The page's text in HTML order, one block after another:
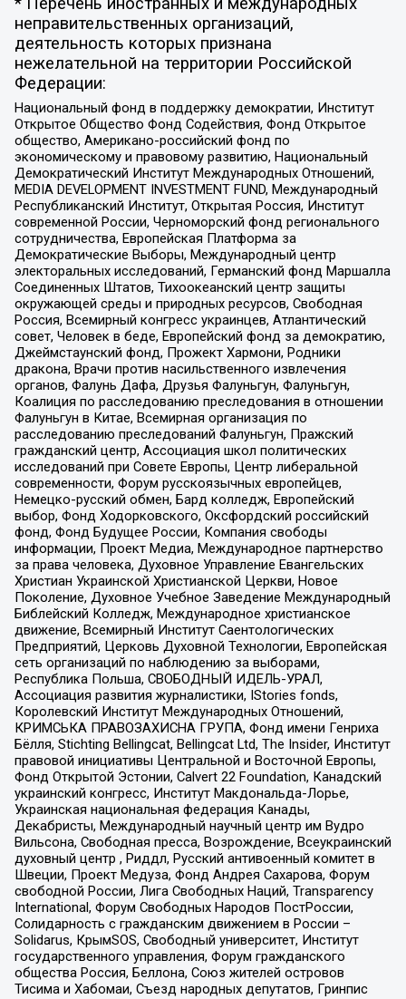
неправительственных организаций,
деятельность которых признана
нежелательной на территории Российской
Федерации:
Национальный фонд в поддержку демократии, Институт
Открытое Общество Фонд Содействия, Фонд Открытое
общество, Американо-российский фонд по
экономическому и правовому развитию, Национальный
Демократический Институт Международных Отношений,
MEDIA DEVELOPMENT INVESTMENT FUND, Международный
Республиканский Институт, Открытая Россия, Институт
современной России, Черноморский фонд регионального
сотрудничества, Европейская Платформа за
Демократические Выборы, Международный центр
электоральных исследований, Германский фонд Маршалла
Соединенных Штатов, Тихоокеанский центр защиты
окружающей среды и природных ресурсов, Свободная
Россия, Всемирный конгресс украинцев, Атлантический
совет, Человек в беде, Европейский фонд за демократию,
Джеймстаунский фонд, Прожект Хармони, Родники
дракона, Врачи против насильственного извлечения
органов, Фалунь Дафа, Друзья Фалуньгун, Фалуньгун,
Коалиция по расследованию преследования в отношении
Фалуньгун в Китае, Всемирная организация по
расследованию преследований Фалуньгун, Пражский
гражданский центр, Ассоциация школ политических
исследований при Совете Европы, Центр либеральной
современности, Форум русскоязычных европейцев,
Немецко-русский обмен, Бард колледж, Европейский
выбор, Фонд Ходорковского, Оксфордский российский
фонд, Фонд Будущее России, Компания свободы
информации, Проект Медиа, Международное партнерство
за права человека, Духовное Управление Евангельских
Христиан Украинской Христианской Церкви, Новое
Поколение, Духовное Учебное Заведение Международный
Библейский Колледж, Международное христианское
движение, Всемирный Институт Саентологических
Предприятий, Церковь Духовной Технологии, Европейская
сеть организаций по наблюдению за выборами,
Республика Польша, СВОБОДНЫЙ ИДЕЛЬ-УРАЛ,
Ассоциация развития журналистики, IStories fonds,
Королевский Институт Международных Отношений,
КРИМСЬКА ПРАВОЗАХИСНА ГРУПА, Фонд имени Генриха
Бёлля, Stichting Bellingcat, Bellingcat Ltd, The Insider, Институт
правовой инициативы Центральной и Восточной Европы,
Фонд Открытой Эстонии, Calvert 22 Foundation, Канадский
украинский конгресс, Институт Макдональда-Лорье,
Украинская национальная федерация Канады,
Декабристы, Международный научный центр им Вудро
Вильсона, Свободная пресса, Возрождение, Всеукраинский
духовный центр , Риддл, Русский антивоенный комитет в
Швеции, Проект Медуза, Фонд Андрея Сахарова, Форум
свободной России, Лига Свободных Наций, Transparеncy
International, Форум Свободных Народов ПостРоссии,
Солидарность с гражданским движением в России –
Solidarus, КрымSOS, Свободный университет, Институт
государственного управления, Форум гражданского
общества Россия, Беллона, Союз жителей островов
Тисима и Хабомаи, Съезд народных депутатов, Гринпис